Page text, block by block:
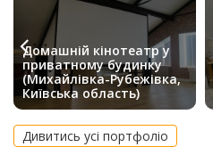
Домашній кінотеатр у
приватному будинку
(Михайлівка-Рубежівка,
Київська область)
Дивитись усі портфоліо